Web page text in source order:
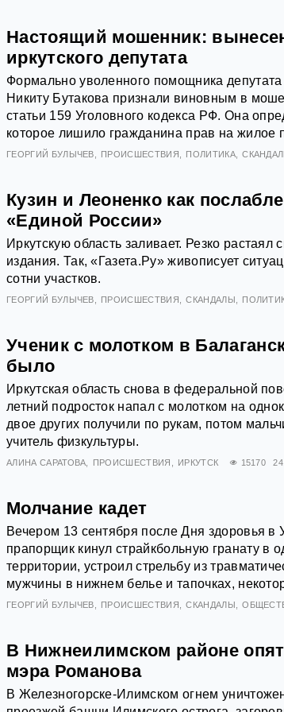
Настоящий мошенник:
иркутского депутата
Формально уволенного помощника
Никиту Бутакова признали виновным в
статьи 159 Уголовного кодекса РФ. Она
которое лишило гражданина прав на жилое
ГЕОРГИЙ БУЛЫЧЕВ ПРОИСШЕСТВИЯ ПОЛИТИКА
Кузин и Леоненко как
«Единой России»
Иркутскую область заливает. Резко
издания. Так, «Газета.Ру» живописует
сотни участков.
ГЕОРГИЙ БУЛЫЧЕВ ПРОИСШЕСТВИЯ СКАНДАЛЫ
Ученик с молотком в
было
Иркутская область снова в федеральной
летний подросток напал с молотком на
двое других получили по рукам, потом
учитель физкультуры.
АЛИНА САРАТОВА ПРОИСШЕСТВИЯ ИРКУТСК 15170
Молчание кадет
Вечером 13 сентября после Дня здоровья в
прапорщик кинул страйкбольную гранату в
территории, устроил стрельбу из
мужчины в нижнем белье и тапочках,
ГЕОРГИЙ БУЛЫЧЕВ ПРОИСШЕСТВИЯ СКАНДАЛЫ
В Нижнеилимском районе
мэра Романова
В Железногорске-Илимском огнем